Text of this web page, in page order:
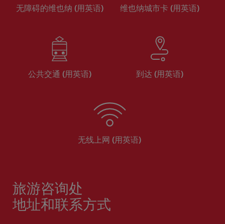
无障碍的维也纳 (用英语) 维也纳城市卡 (用英语)
公共交通 (用英语) 到达 (用英语)
无线上网 (用英语)
旅游咨询处
地址和联系方式